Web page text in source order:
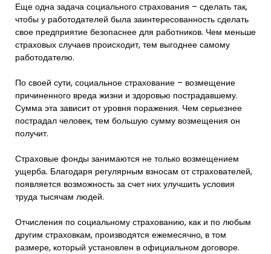
Еще одна задача социального страхования – сделать так,
чтобы у работодателей была заинтересованность сделать
свое предприятие безопаснее для работников. Чем меньше
страховых случаев происходит, тем выгоднее самому
работодателю.
По своей сути, социальное страхование – возмещение
причиненного вреда жизни и здоровью пострадавшему.
Сумма эта зависит от уровня поражения. Чем серьезнее
пострадал человек, тем большую сумму возмещения он
получит.
Страховые фонды занимаются не только возмещением
ущерба. Благодаря регулярным взносам от страхователей,
появляется возможность за счет них улучшить условия
труда тысячам людей.
Отчисления по социальному страхованию, как и по любым
другим страховкам, производятся ежемесячно, в том
размере, который установлен в официальном договоре.